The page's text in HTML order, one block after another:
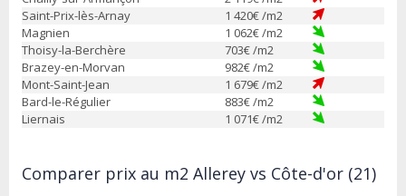
Saint-Prix-lès-Arnay
1 420€ /m2
Magnien
1 062€ /m2
Thoisy-la-Berchère
703€ /m2
Brazey-en-Morvan
982€ /m2
Mont-Saint-Jean
1 679€ /m2
Bard-le-Régulier
883€ /m2
Liernais
1 071€ /m2
Comparer prix au m2 Allerey vs Côte-d'or (21)